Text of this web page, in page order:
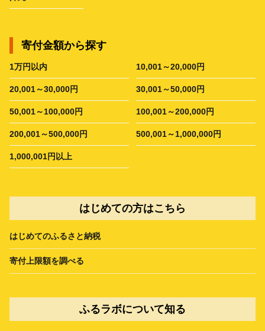
寄付金額から探す
1万円以内 10,001～20,000円
20,001～30,000円 30,001～50,000円
50,001～100,000円 100,001～200,000円
200,001～500,000円 500,001～1,000,000円
1,000,001円以上
はじめての方はこちら
はじめてのふるさと納税
寄付上限額を調べる
ふるラボについて知る